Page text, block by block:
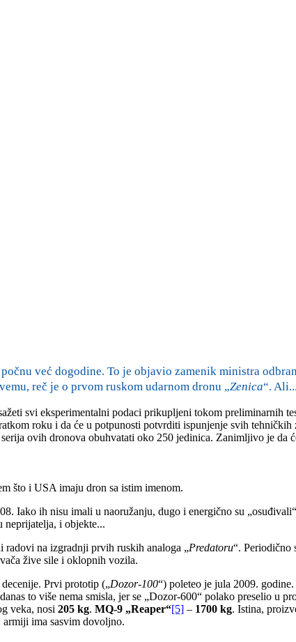
već dogodine. To je objavio zamenik ministra
reč je o prvom ruskom udarnom dronu „Zenica“. Ali...
svi eksperimentalni podaci prikupljeni tokom preliminarnih
roku i da će u potpunosti potvrditi ispunjenje svih tehničkih
serija ovih dronova obuhvatati oko 250 jedinica. Zanimljivo je da
što i USA imaju dron sa istim imenom.
Iako ih nisu imali u naoružanju, dugo i energično su
neprijatelja, i objekte...
na izgradnji prvih ruskih analoga „Predatoru“. Periodično
žive sile i oklopnih vozila.
Prvi prototip („Dozor-100“) poleteo je jula 2009.
to više nema smisla, jer se „Dozor-600“ polako preselio u
veka, nosi 205 kg. MQ-9 „Reaper“[5] – 1700 kg. Istina,
ima sasvim dovoljno.